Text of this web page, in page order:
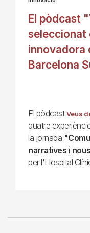
El pòdcast
seleccionat
innovadora
Barcelona
El pòdcast Veus
quatre
la jornada
narratives i
per l'Hospital